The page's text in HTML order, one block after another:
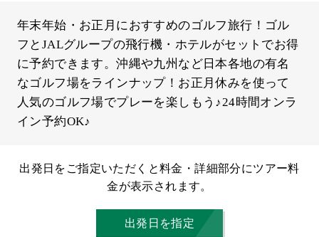
年末年始・お正月におすすめのゴルフ旅行！ゴル
フとJALグループの飛行機・ホテルがセットでお得
に予約できます。沖縄や九州など日本各地の有名
なゴルフ場をラインナップ！お正月休みを使って
人気のゴルフ場でプレーを楽しもう♪24時間オンラ
イン予約OK♪
出発日をご指定いただくと料金・詳細部分にツアー料
金が表示されます。
出発日を指定